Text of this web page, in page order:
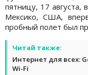
пятницу, 17
Мексико, США,
пробный полет был
Читай также:
Интернет для всех:
Wi-Fi